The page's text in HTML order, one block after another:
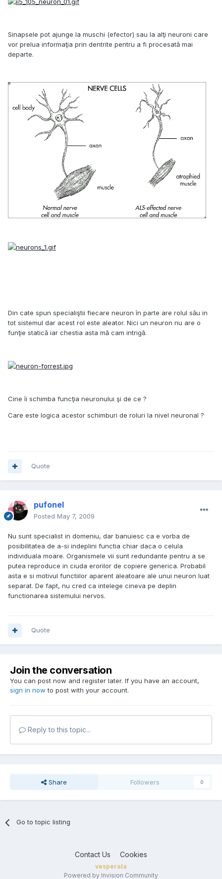
Sinapsele pot ajunge la muschi (efector) sau la alţi neuroni care
vor prelua informaţia prin dentrite pentru a fi procesată mai
departe.
Din cate spun specialiştii fiecare neuron în parte are rolul său in
tot sistemul dar acest rol este aleator. Nici un neuron nu are o
funţie statică iar chestia asta mă cam intrigă.
Cine îi schimba funcţia neuronului şi de ce ?
Care este logica acestor schimburi de roluri la nivel neuronal ?
Quote
pufonel
Posted May 7, 2009
Nu sunt specialist in domeniu, dar banuiesc ca e vorba de
posibilitatea de a-si indeplini functia chiar daca o celula
individuala moare. Organismele vii sunt redundante pentru a se
putea reproduce in ciuda erorilor de copiere generica. Probabil
asta e si motivul functiilor aparent aleatoare ale unui neuron luat
separat. De fapt, nu cred ca intelege cineva pe deplin
functionarea sistemului nervos.
Quote
Join the conversation
You can post now and register later. If you have an account,
sign in now to post with your account.
Reply to this topic...
Share Followers 0
Go to topic listing
Contact Us Cookies
vesperala
Powered by Invision Community